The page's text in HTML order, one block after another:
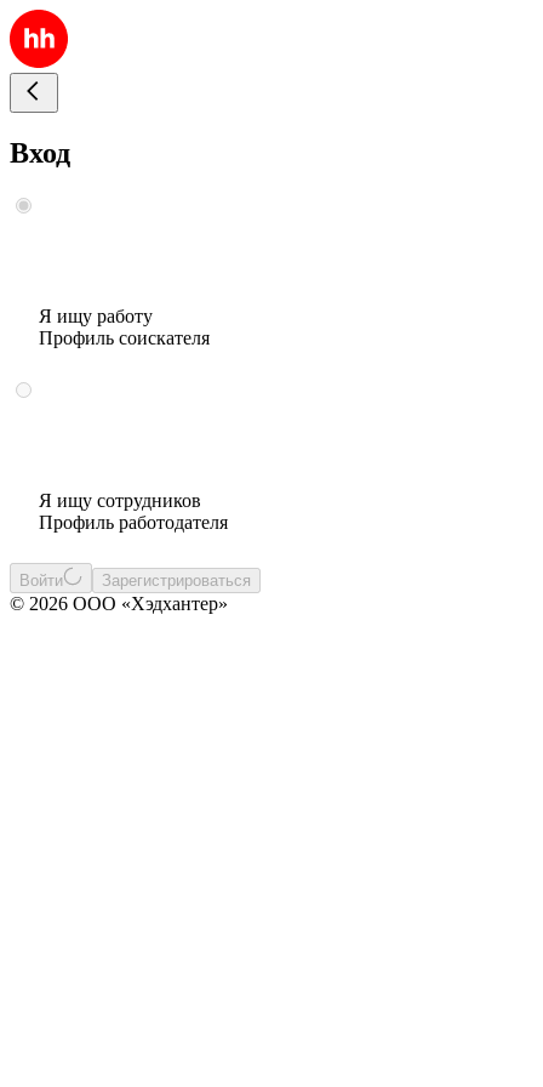
Вход
Я ищу работу
Профиль соискателя
Я ищу сотрудников
Профиль работодателя
Войти Зарегистрироваться
© 2026 ООО «Хэдхантер»